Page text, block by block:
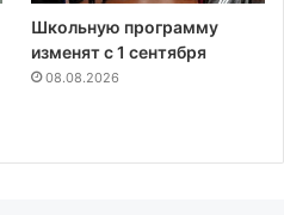
Школьную программу
изменят с 1 сентября
08.08.2026